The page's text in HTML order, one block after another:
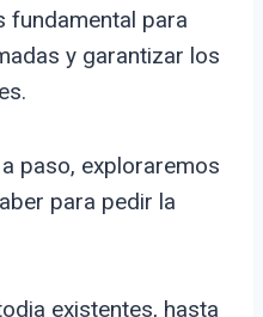
fundamental para
y garantizar los
paso, exploraremos
para pedir la
existentes, hasta